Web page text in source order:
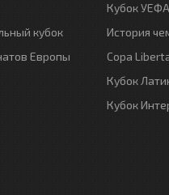
кубок
Европы
Кубок УЕФА
История
Copa
Кубок
Кубок